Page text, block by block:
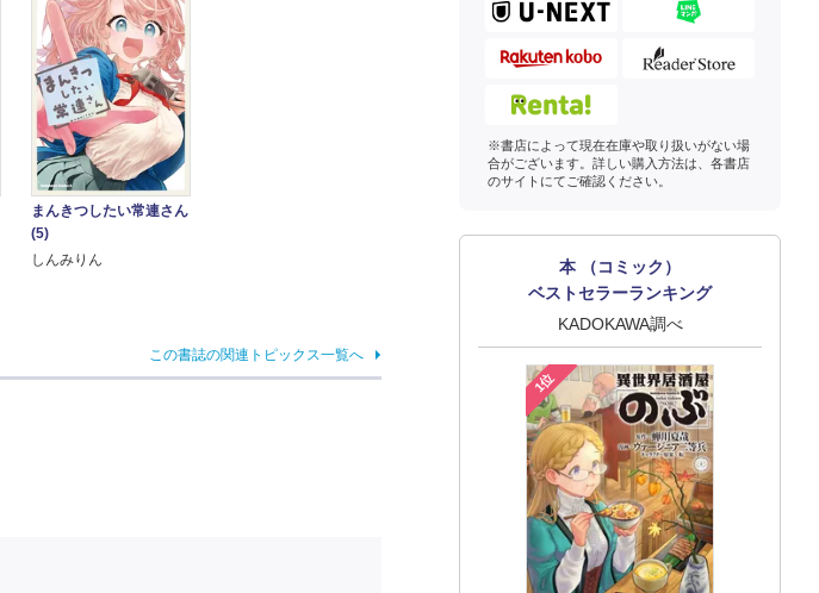
まんきつしたい常連さん
(5)
しんみりん
この書誌の関連トピックス一覧へ
※書店によって現在在庫や取り扱いがない場
合がございます。詳しい購入方法は、各書店
のサイトにてご確認ください。
本 （コミック）
ベストセラーランキング
KADOKAWA調べ
1位